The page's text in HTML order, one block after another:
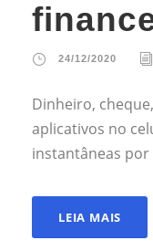
24/12/2020
Dinheiro,
aplicativos no
instantâneas por
LEIA MAIS